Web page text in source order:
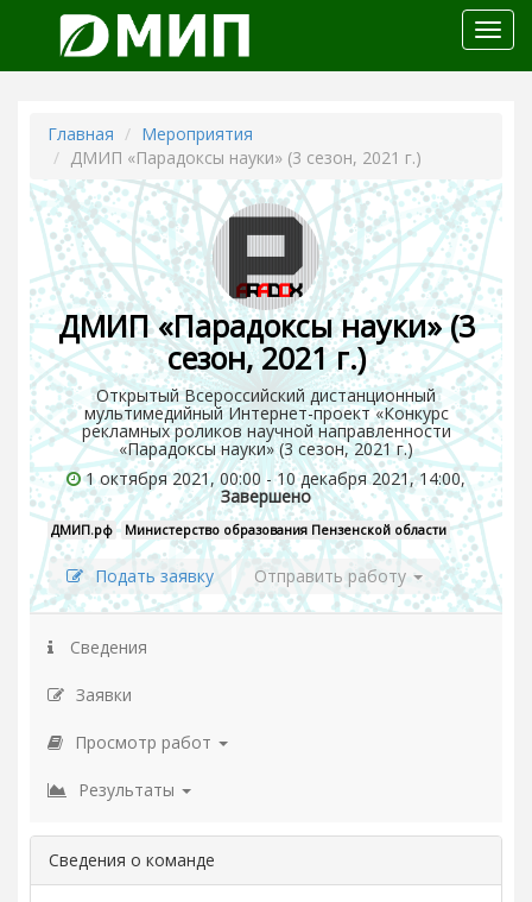
меню
Главная
Мероприятия
ДМИП «Парадоксы науки» (3 сезон, 2021 г.)
ДМИП «Парадоксы науки» (3
сезон, 2021 г.)
Открытый Всероссийский дистанционный
мультимедийный Интернет-проект «Конкурс
рекламных роликов научной направленности
«Парадоксы науки» (3 сезон, 2021 г.)
1 октября 2021, 00:00 - 10 декабря 2021, 14:00,
Завершено
ДМИП.рф Министерство образования Пензенской области
Подать заявку Отправить работу
Сведения
Заявки
Просмотр работ
Результаты
Сведения о команде